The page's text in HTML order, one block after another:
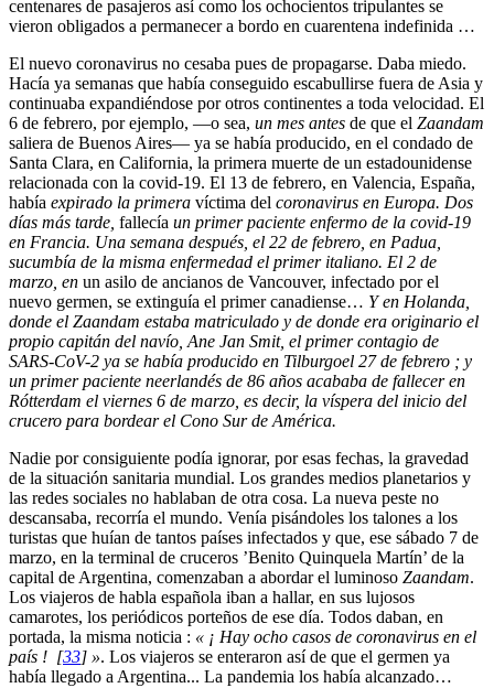
centenares de pasajeros así como los ochocientos tripulantes se
vieron obligados a permanecer a bordo en cuarentena indefinida …
El nuevo coronavirus no cesaba pues de propagarse. Daba miedo.
Hacía ya semanas que había conseguido escabullirse fuera de Asia y
continuaba expandiéndose por otros continentes a toda velocidad. El
6 de febrero, por ejemplo, —o sea, un mes antes de que el Zaandam
saliera de Buenos Aires— ya se había producido, en el condado de
Santa Clara, en California, la primera muerte de un estadounidense
relacionada con la covid-19. El 13 de febrero, en Valencia, España,
había expirado la primera víctima del coronavirus en Europa. Dos
días más tarde, fallecía un primer paciente enfermo de la covid-19
en Francia. Una semana después, el 22 de febrero, en Padua,
sucumbía de la misma enfermedad el primer italiano. El 2 de
marzo, en un asilo de ancianos de Vancouver, infectado por el
nuevo germen, se extinguía el primer canadiense… Y en Holanda,
donde el Zaandam estaba matriculado y de donde era originario el
propio capitán del navío, Ane Jan Smit, el primer contagio de
SARS-CoV-2 ya se había producido en Tilburgoel 27 de febrero ; y
un primer paciente neerlandés de 86 años acababa de fallecer en
Rótterdam el viernes 6 de marzo, es decir, la víspera del inicio del
crucero para bordear el Cono Sur de América.
Nadie por consiguiente podía ignorar, por esas fechas, la gravedad
de la situación sanitaria mundial. Los grandes medios planetarios y
las redes sociales no hablaban de otra cosa. La nueva peste no
descansaba, recorría el mundo. Venía pisándoles los talones a los
turistas que huían de tantos países infectados y que, ese sábado 7 de
marzo, en la terminal de cruceros ’Benito Quinquela Martín’ de la
capital de Argentina, comenzaban a abordar el luminoso Zaandam.
Los viajeros de habla española iban a hallar, en sus lujosos
camarotes, los periódicos porteños de ese día. Todos daban, en
portada, la misma noticia : « ¡ Hay ocho casos de coronavirus en el
país ! [33] ». Los viajeros se enteraron así de que el germen ya
había llegado a Argentina... La pandemia los había alcanzado…